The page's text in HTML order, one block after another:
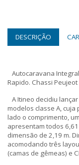
DESCRIÇÃO
Autocaravana
Rapido. Chassi
A Itineo decidiu
modelos classe A,
lado o comprimento,
apresentam todos
dimensão de 2,19 m.
acomodando três
(camas de gêmeas) e